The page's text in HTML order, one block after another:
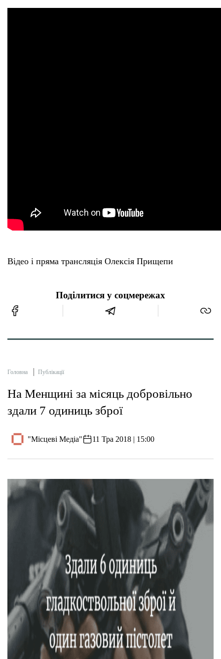
Відео і пряма трансляція Олексія Прищепи
Поділитися у соцмережах
Головна Публікації
На Менщині за місяць добровільно
здали 7 одиниць зброї
"Місцеві Медіа" 11 Тра 2018 | 15:00